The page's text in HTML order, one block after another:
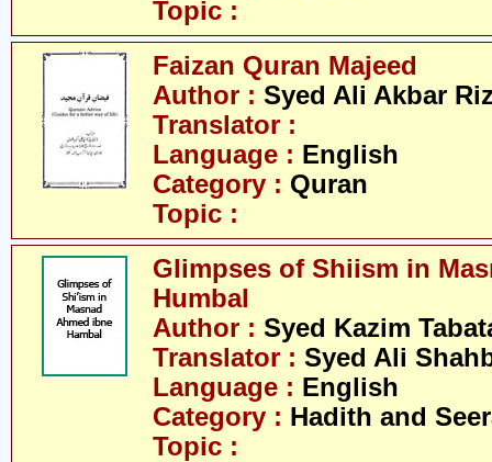
Topic :
Faizan Quran Majeed
Author : Syed Ali Akbar
Translator :
Language : English
Category : Quran
Topic :
Glimpses of Shiism in
Humbal
Author : Syed Kazim
Translator : Syed Ali
Language : English
Category : Hadith and
Topic :